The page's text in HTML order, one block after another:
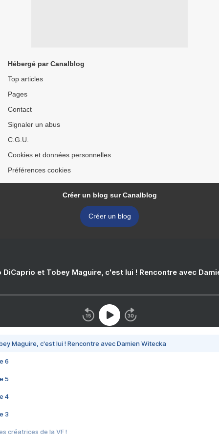
Hébergé par Canalblog
Top articles
Pages
Contact
Signaler un abus
C.G.U.
Cookies et données personnelles
Préférences cookies
Créer un blog sur Canalblog
Créer un blog
DiCaprio et Tobey Maguire, c'est lui ! Rencontre avec
Maguire, c'est lui ! Rencontre avec Damien Witecka
6
5
4
3
créatrices de la VF !